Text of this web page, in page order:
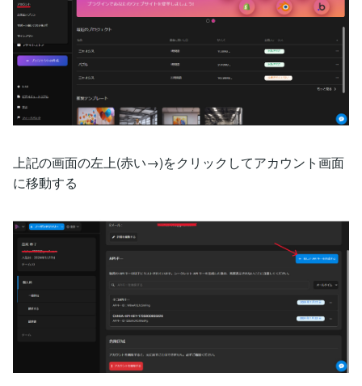
上記の画面の左上(赤い→)をクリックしてアカウント画面
に移動する